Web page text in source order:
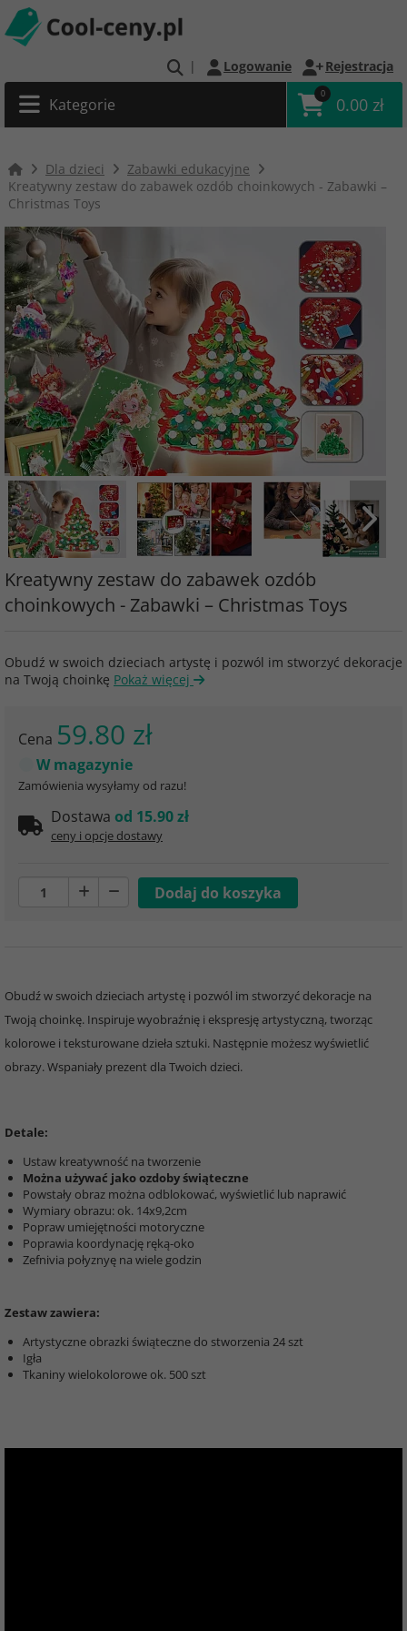
| Logowanie Rejestracja
Kategorie
0
0.00 zł
Dla dzieci
Zabawki edukacyjne
Kreatywny zestaw do zabawek ozdób choinkowych - Zabawki –
Christmas Toys
Kreatywny zestaw do zabawek ozdób
choinkowych - Zabawki – Christmas Toys
Obudź w swoich dzieciach artystę i pozwól im stworzyć dekoracje
na Twoją choinkę Pokaż więcej
Cena 59.80 zł
W magazynie
Zamówienia wysyłamy od razu!
Dostawa od 15.90 zł
ceny i opcje dostawy
Obudź w swoich dzieciach artystę i pozwól im stworzyć dekoracje na
Twoją choinkę. Inspiruje wyobraźnię i ekspresję artystyczną, tworząc
kolorowe i teksturowane dzieła sztuki. Następnie możesz wyświetlić
obrazy. Wspaniały prezent dla Twoich dzieci.
Detale:
Ustaw kreatywność na tworzenie
Można używać jako ozdoby świąteczne
Powstały obraz można odblokować, wyświetlić lub naprawić
Wymiary obrazu: ok. 14x9,2cm
Popraw umiejętności motoryczne
Poprawia koordynację ręką-oko
Zefnivia połyznyę na wiele godzin
Zestaw zawiera:
Artystyczne obrazki świąteczne do stworzenia 24 szt
Igła
Tkaniny wielokolorowe ok. 500 szt